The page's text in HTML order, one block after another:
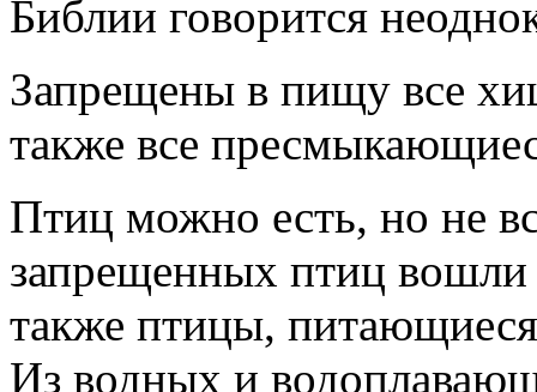
Библии говорится
Запрещены в пищу все
также все
Птиц можно есть, но не
запрещенных птиц
также птицы,
Из водных и